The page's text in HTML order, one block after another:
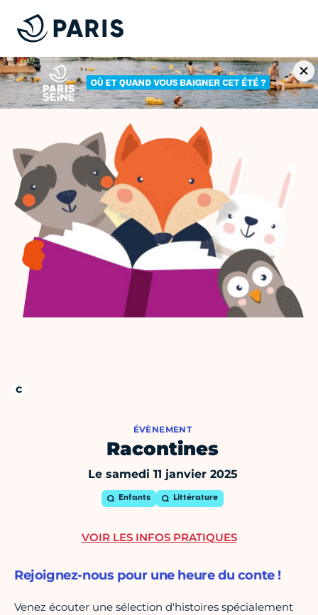
ÉVÈNEMENT
Racontines
Le samedi 11 janvier 2025
Enfants Littérature
Rejoignez-nous pour une heure du conte !
Venez écouter une sélection d'histoires spécialement
VOIR LES INFOS PRATIQUES